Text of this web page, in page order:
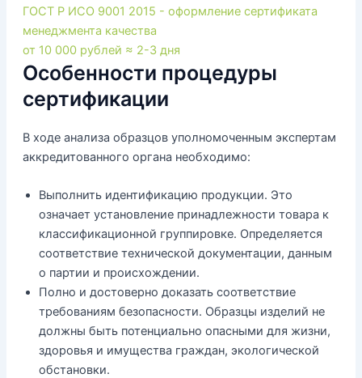
ГОСТ Р ИСО 9001 2015 - оформление сертификата
менеджмента качества
от 10 000 рублей ≈ 2-3 дня
Особенности процедуры
сертификации
В ходе анализа образцов уполномоченным экспертам
аккредитованного органа необходимо:
Выполнить идентификацию продукции. Это
означает установление принадлежности товара к
классификационной группировке. Определяется
соответствие технической документации, данным
о партии и происхождении.
Полно и достоверно доказать соответствие
требованиям безопасности. Образцы изделий не
должны быть потенциально опасными для жизни,
здоровья и имущества граждан, экологической
обстановки.